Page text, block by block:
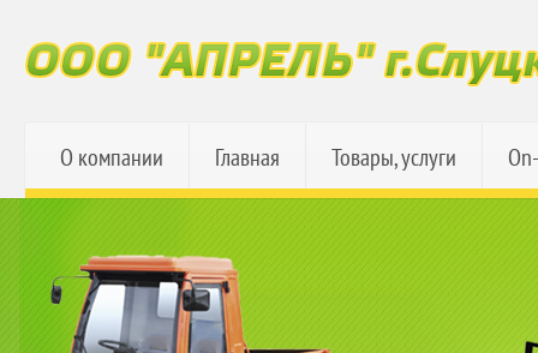
О компании Главная Товары, услуги